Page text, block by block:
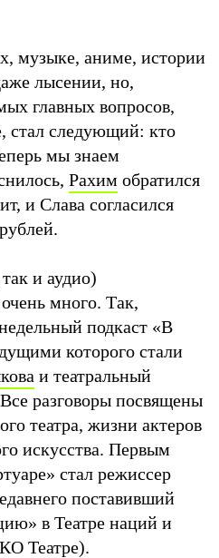
музыке, аниме, истории
лысении, но,
главных вопросов,
стал следующий: кто
мы знаем
Рахим обратился
и Слава согласился
и аудио)
много. Так,
подкаст «В
которого стали
и театральный
разговоры посвящены
театра, жизни актеров
искусства. Первым
стал режиссер
поставивший
в Театре наций и
Театре).